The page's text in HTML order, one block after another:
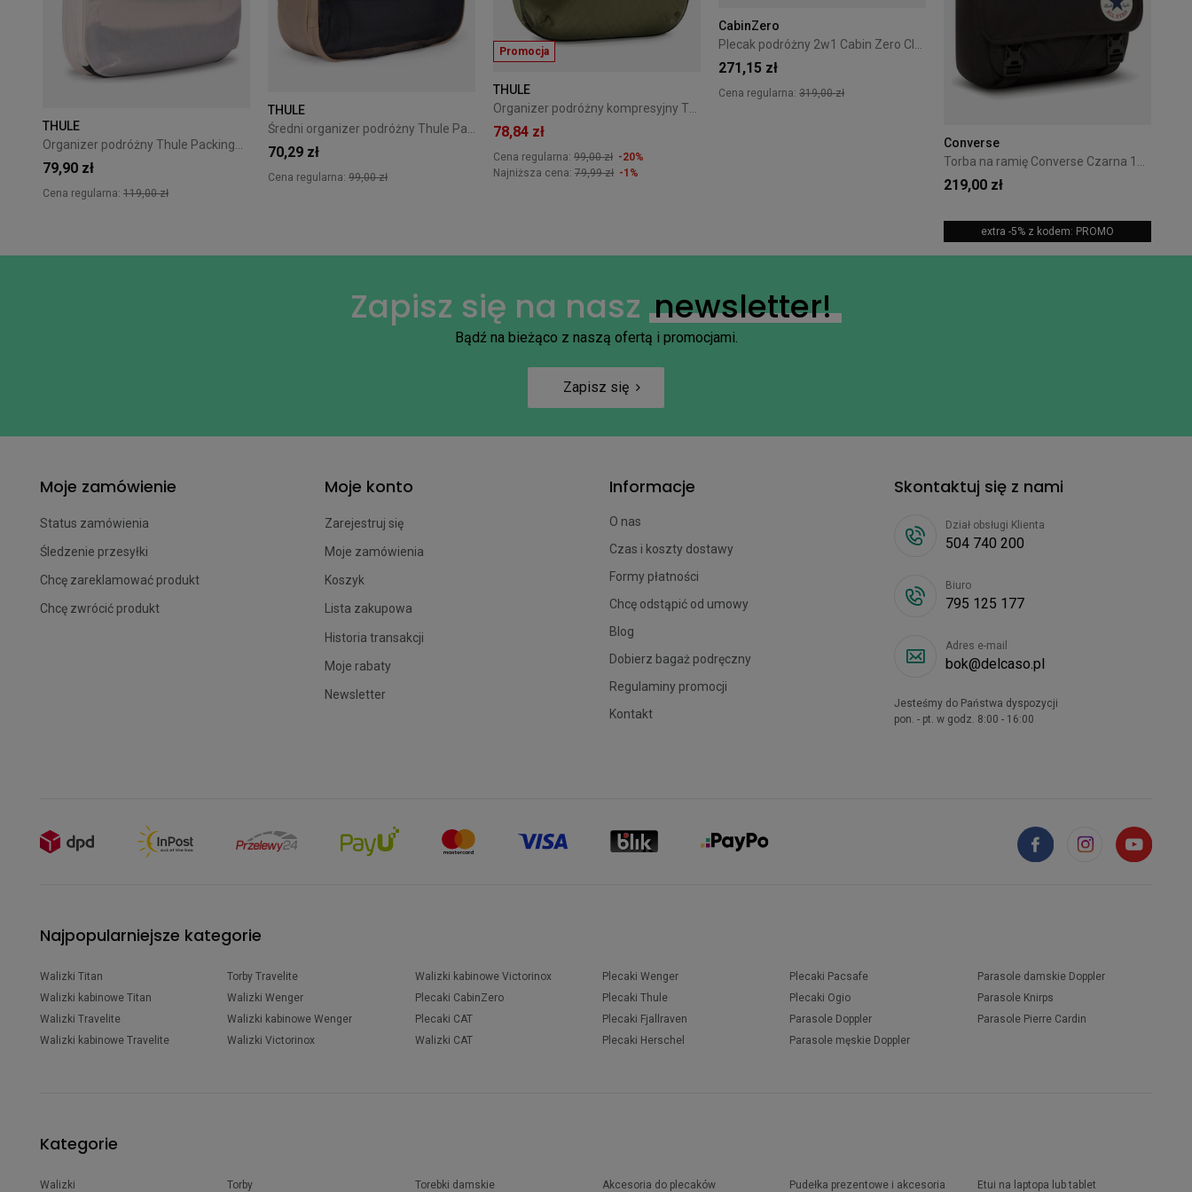
THULE
79,90 zł
Cena regularna: 119,00 zł
THULE
70,29 zł
Cena regularna: 99,00 zł
Promocja
THULE
78,84 zł
Cena regularna: 99,00 zł -20%
Najniższa cena: 79,99 zł -1%
CabinZero
271,15 zł
Cena regularna: 319,00 zł
Converse
Torba na ramię Converse Czarna 10026011-A01
219,00 zł
extra -5% z kodem: PROMO
Zapisz się na nasz newsletter!
Bądź na bieżąco z naszą ofertą i promocjami.
Zapisz się
Moje zamówienie
Status zamówienia
Śledzenie przesyłki
Chcę zareklamować produkt
Chcę zwrócić produkt
Moje konto
Zarejestruj się
Moje zamówienia
Koszyk
Lista zakupowa
Historia transakcji
Moje rabaty
Newsletter
Informacje
O nas
Czas i koszty dostawy
Formy płatności
Chcę odstąpić od umowy
Blog
Dobierz bagaż podręczny
Regulaminy promocji
Kontakt
Skontaktuj się z nami
Dział obsługi Klienta
504 740 200
Biuro
795 125 177
Adres e-mail
bok@delcaso.pl
Jesteśmy do Państwa dyspozycji
pon. - pt. w godz. 8:00 - 16:00
Najpopularniejsze kategorie
Walizki Titan
Walizki kabinowe Titan
Walizki Travelite
Walizki kabinowe Travelite
Torby Travelite
Walizki Wenger
Walizki kabinowe Wenger
Walizki Victorinox
Walizki kabinowe Victorinox
Plecaki CabinZero
Plecaki CAT
Walizki CAT
Plecaki Wenger
Plecaki Thule
Plecaki Fjallraven
Plecaki Herschel
Plecaki Pacsafe
Plecaki Ogio
Parasole Doppler
Parasole męskie Doppler
Parasole damskie Doppler
Parasole Knirps
Parasole Pierre Cardin
Kategorie
Walizki Torby Torebki damskie Akcesoria do plecaków Pudełka prezentowe i akcesoria Etui na laptopa lub tablet